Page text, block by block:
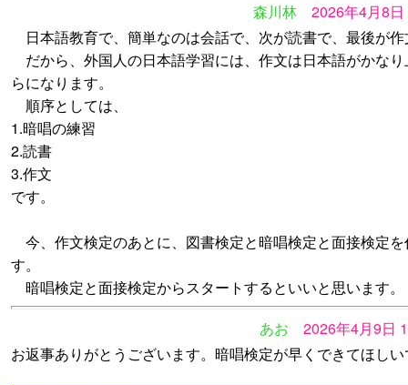
森川林
2026年4月8
日本語教育で、簡単なのは会話で、次が読書で、最後が
だから、外国人の日本語学習には、作文は日本語がかな
らになります。
順序としては、
1.暗唱の練習
2.読書
3.作文
です。
今、作文検定のあとに、図書検定と暗唱検定と面接検定
す。
暗唱検定と面接検定からスタートするといいと思います。
あお
2026年4月9日
お返事ありがとうございます。暗唱検定が早くできてほし